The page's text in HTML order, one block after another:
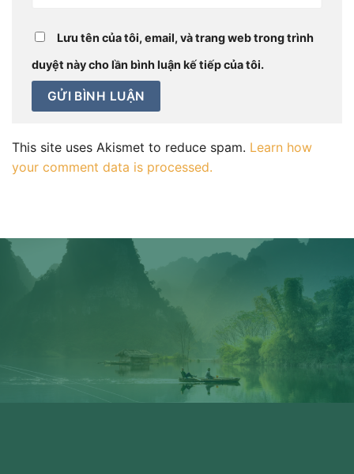
Lưu tên của tôi, email, và trang web trong trình
duyệt này cho lần bình luận kế tiếp của tôi.
This site uses Akismet to reduce spam. Learn how
your comment data is processed.